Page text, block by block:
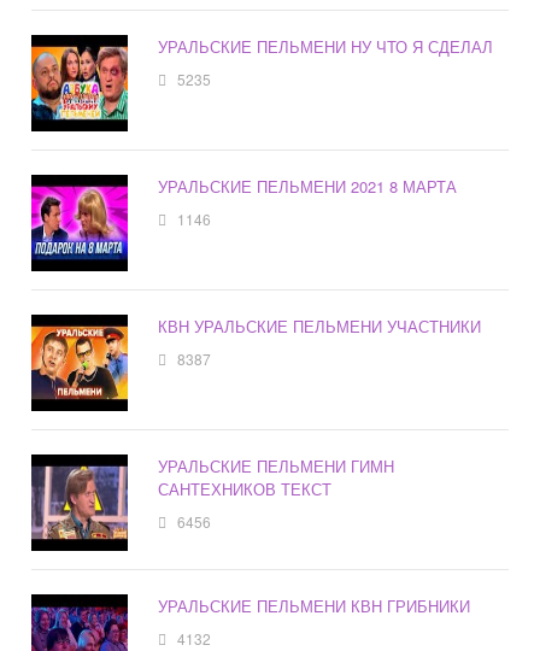
УРАЛЬСКИЕ ПЕЛЬМЕНИ НУ ЧТО Я СДЕЛАЛ
5235
УРАЛЬСКИЕ ПЕЛЬМЕНИ 2021 8 МАРТА
1146
КВН УРАЛЬСКИЕ ПЕЛЬМЕНИ УЧАСТНИКИ
8387
УРАЛЬСКИЕ ПЕЛЬМЕНИ ГИМН
САНТЕХНИКОВ ТЕКСТ
6456
УРАЛЬСКИЕ ПЕЛЬМЕНИ КВН ГРИБНИКИ
4132